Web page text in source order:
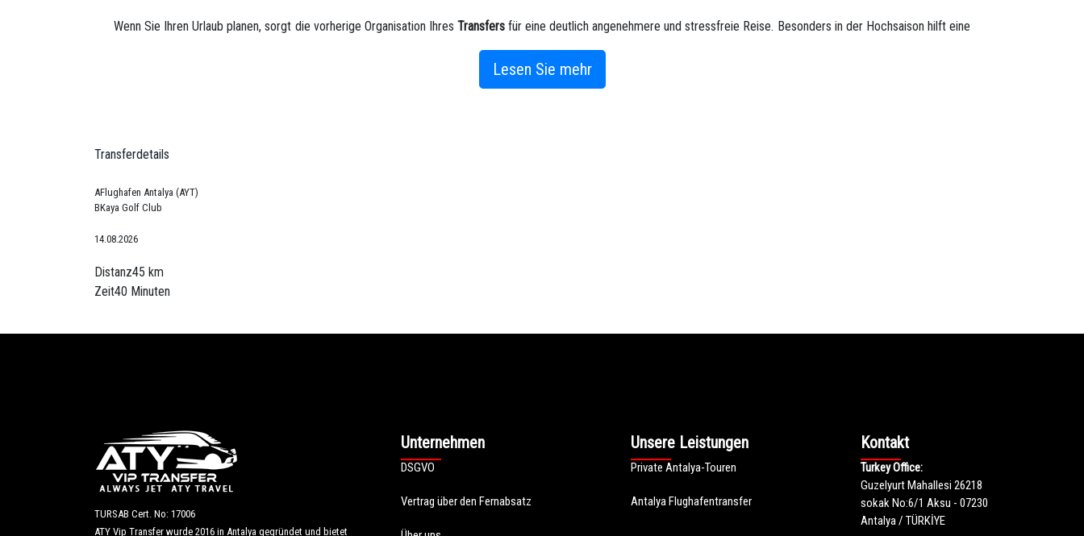
Wenn Sie Ihren Urlaub planen, sorgt die vorherige Organisation Ihres Transfersfür eine deutlich angenehmere und stressfreie Reise. Besonders in der Hochsaison hilft eine
frühzeitige Planung, Zeitverluste zu vermeiden und einen reibungslosen Start in den Urlaub zu gewährleisten.
Transferdienstes und
Mit unserem
Lesen Sie mehr
Transferdetails
AFlughafen Antalya (AYT)
BKaya Golf Club
14.08.2026
Distanz45 km
Zeit40 Minuten
TURSAB Cert. No: 17006
ATY Vip Transfer wurde 2016 in Antalya gegründet und bietet
Unternehmen
DSGVO
Vertrag über den Fernabsatz
Unsere Leistungen
Private Antalya-Touren
Antalya Flughafentransfer
Kontakt
Turkey Office:
Guzelyurt Mahallesi 26218
sokak No:6/1 Aksu - 07230
Antalya / TÜRKİYE